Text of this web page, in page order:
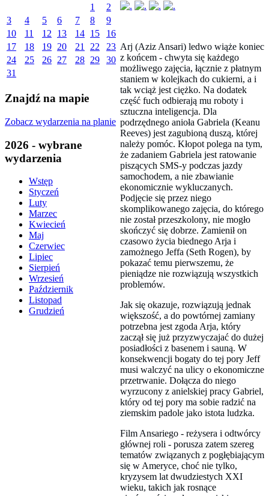
1
2
3
4 5 6 7 8
9
10
11 12 13 14 15
16
17
18 19 20 21 22
23
24
25 26 27 28 29
30
31
Znajdź na mapie
Zobacz wydarzenia na planie
2026 - wybrane
wydarzenia
Wstęp
Styczeń
Luty
Marzec
Kwiecień
Maj
Czerwiec
Lipiec
Sierpień
Wrzesień
Październik
Listopad
Grudzień
Arj (Aziz Ansari) ledwo wiąże koniec
z końcem - chwyta się każdego
możliwego zajęcia, łącznie z płatnym
staniem w kolejkach do cukierni, a i
tak wciąż jest ciężko. Na dodatek
część fuch odbierają mu roboty i
sztuczna inteligencja. Dla
podrzędnego anioła Gabriela (Keanu
Reeves) jest zagubioną duszą, której
należy pomóc. Kłopot polega na tym,
że zadaniem Gabriela jest ratowanie
piszących SMS-y podczas jazdy
samochodem, a nie zbawianie
ekonomicznie wykluczanych.
Podjęcie się przez niego
skomplikowanego zajęcia, do którego
nie został przeszkolony, nie mogło
skończyć się dobrze. Zamienił on
czasowo życia biednego Arja i
zamożnego Jeffa (Seth Rogen), by
pokazać temu pierwszemu, że
pieniądze nie rozwiązują wszystkich
problemów.
Jak się okazuje, rozwiązują jednak
większość, a do powtórnej zamiany
potrzebna jest zgoda Arja, który
zaczął się już przyzwyczajać do dużej
posiadłości z basenem i sauną. W
konsekwencji bogaty do tej pory Jeff
musi walczyć na ulicy o ekonomiczne
przetrwanie. Dołącza do niego
wyrzucony z anielskiej pracy Gabriel,
który od tej pory ma sobie radzić na
ziemskim padole jako istota ludzka.
Film Ansariego - reżysera i odtwórcy
głównej roli - porusza zatem szereg
tematów związanych z pogłębiającym
się w Ameryce, choć nie tylko,
kryzysem lat dwudziestych XXI
wieku, takich jak rosnące